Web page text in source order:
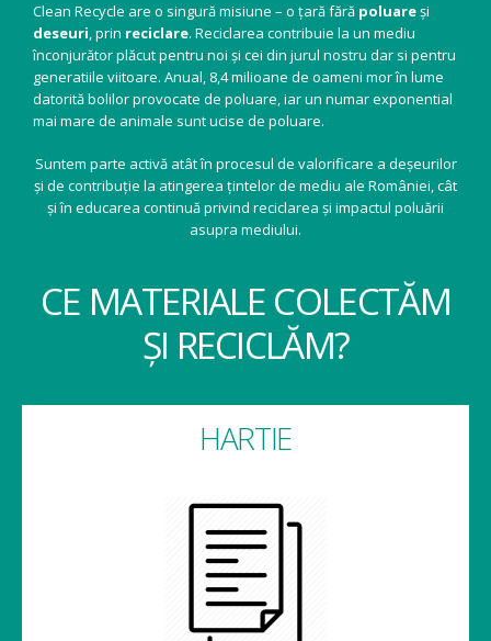
Clean Recycle are o singură misiune – o țară fără poluareși
deseuri, prin reciclare. Reciclarea contribuie la un mediu
înconjurător plăcut pentru noi și cei din jurul nostru dar si pentru
generatiile viitoare. Anual, 8,4 milioane de oameni mor în lume
datorită bolilor provocate de poluare, iar un numar exponential
mai mare de animale sunt ucise de poluare.
Suntem parte activă atât în procesul de valorificare a deșeurilor
și de contribuție la atingerea țintelor de mediu ale României, cât
și în educarea continuă privind reciclarea și impactul poluării
asupra mediului.
CE MATERIALE COLECTĂM
ȘI RECICLĂM?
HARTIE